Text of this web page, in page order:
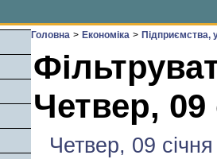
Головна > Економіка > Підприємства,
Четвер, 09
Четвер, 09